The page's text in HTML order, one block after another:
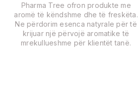
Pharma Tree ofron produkte me
aromë të këndshme dhe të freskëta.
Ne përdorim esenca natyrale për të
krijuar një përvojë aromatike të
mrekullueshme për klientët tanë.